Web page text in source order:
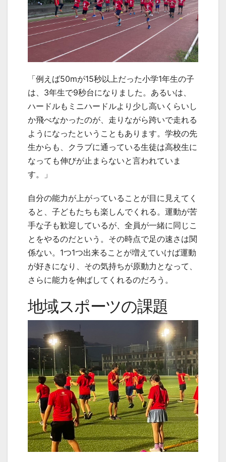
「例えば50mが15秒以上だった小学1年生の子
は、3年生で9秒台になりました。あるいは、
ハードルもミニハードルより少し高いくらいし
か飛べなかったのが、走りながら跨いで走れる
ようになったということもあります。学校の先
生からも、クラブに通っている生徒は高校生に
なっても伸びが止まらないと言われていま
す。」
自分の能力が上がっていることが目に見えてく
ると、子どもたちも楽しんでくれる。運動が苦
手な子も歓迎しているが、全員が一緒に同じこ
とをやるのだという。その時点で足の速さは関
係ない。1つ1つ出来ることが増えていけば運動
が好きになり、その気持ちが原動力となって、
さらに能力を伸ばしてくれるのだろう。
地域スポーツの課題